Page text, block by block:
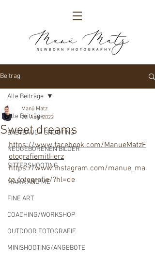
Beitrag
Alle Beiträge
BABYBAUCH SHOOTING
NEUGEBORENEN BILDER
SITTERSHOOTING
MAMA AND ME
FINE ART
COACHING/WORKSHOP
OUTDOOR FOTOGRAFIE
MINISHOOTING/ANGEBOTE
Alle Beiträge
Sweet dreams
Manü Matz
22. Aug. 2022
https://www.facebook.com/ManueMatzF
otografiemitHerz
https://www.instagram.com/manue_ma
tz_fotografie/?hl=de